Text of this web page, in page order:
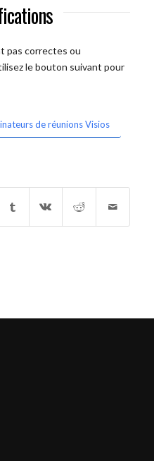
pas correctes ou
le bouton suivant pour
de réunions Visios